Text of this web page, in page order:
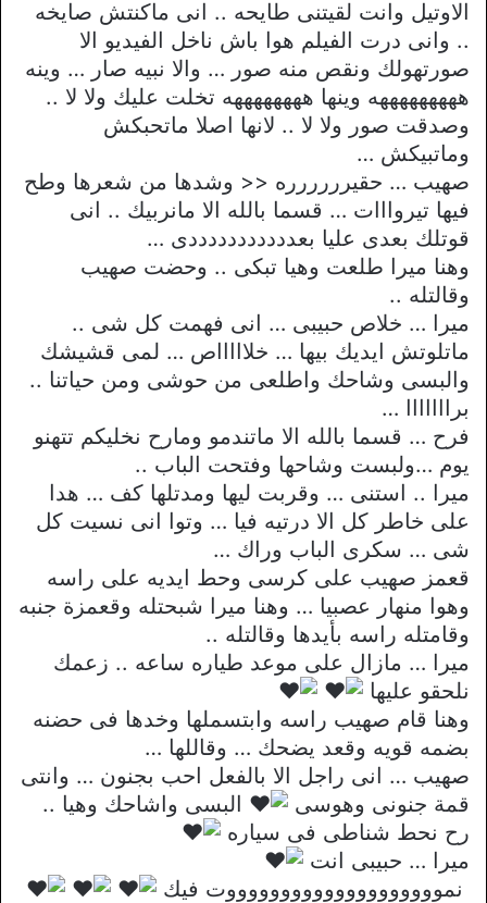
الاوتيل وانت لقيتنى طايحه .. انى ماكنتش صايخه
.. وانى درت الفيلم هوا باش ناخل الفيديو الا
صورتهولك ونقص منه صور … والا نبيه صار … وينه
هههههههههه وينها ههههههههه تخلت عليك ولا لا ..
وصدقت صور ولا لا .. لانها اصلا ماتحبكش
وماتبيكش …
صهيب … حقيرررررره << وشدها من شعرها وطح
فيها تيروااات … قسما بالله الا مانربيك .. انى
قوتلك بعدى عليا بعدددددددددددى …
وهنا ميرا طلعت وهيا تبكى .. وحضت صهيب
وقالتله ..
ميرا … خلاص حبيبى … انى فهمت كل شى ..
ماتلوتش ايديك بيها … خلاااااص … لمى قشيشك
والبسى وشاحك واطلعى من حوشى ومن حياتنا ..
برااااااا …
فرح … قسما بالله الا ماتندمو ومارح نخليكم تتهنو
يوم …ولبست وشاحها وفتحت الباب ..
ميرا .. استنى … وقربت ليها ومدتلها كف … هدا
على خاطر كل الا درتيه فيا … وتوا انى نسيت كل
شى … سكرى الباب وراك …
قعمز صهيب على كرسى وحط ايديه على راسه
وهوا منهار عصبيا … وهنا ميرا شبحتله وقعمزة جنبه
وقامتله راسه بأيدها وقالتله ..
ميرا … مازال على موعد طياره ساعه .. زعمك
نلحقو عليها
وهنا قام صهيب راسه وابتسملها وخدها فى حضنه
بضمه قويه وقعد يضحك … وقاللها …
صهيب … انى راجل الا بالفعل احب بجنون … وانتى
قمة جنونى وهوسى
البسى واشاحك وهيا ..
رح نحط شناطى فى سياره
ميرا … حبيبى انت
نمووووووووووووووووووووت فيك